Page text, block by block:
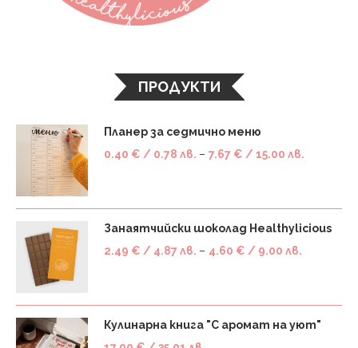
ПРОДУКТИ
Планер за седмично меню
0.40 € / 0.78 лв. – 7.67 € / 15.00 лв.
Занаятчийски шоколад Healthylicious
2.49 € / 4.87 лв. – 4.60 € / 9.00 лв.
Кулинарна книга "С аромат на уют"